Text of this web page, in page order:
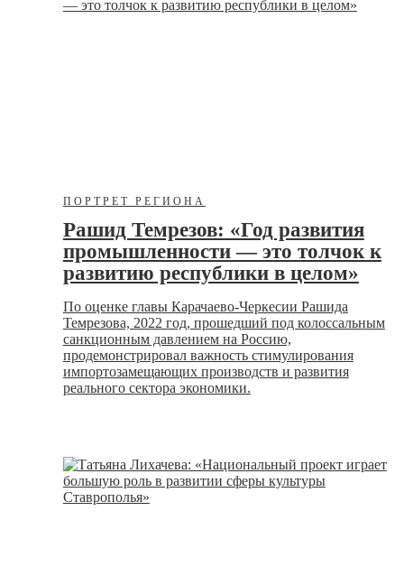
ПОРТРЕТ РЕГИОНА
Рашид Темрезов: «Год развития
промышленности — это толчок к
развитию республики в целом»
По оценке главы Карачаево-Черкесии Рашида
Темрезова, 2022 год, прошедший под колоссальным
санкционным давлением на Россию,
продемонстрировал важность стимулирования
импортозамещающих производств и развития
реального сектора экономики.